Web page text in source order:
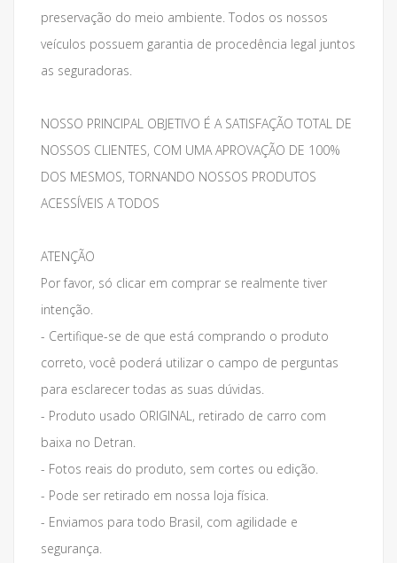
preservação do meio ambiente. Todos os nossos
veículos possuem garantia de procedência legal juntos
as seguradoras.
NOSSO PRINCIPAL OBJETIVO É A SATISFAÇÃO TOTAL DE
NOSSOS CLIENTES, COM UMA APROVAÇÃO DE 100%
DOS MESMOS, TORNANDO NOSSOS PRODUTOS
ACESSÍVEIS A TODOS
ATENÇÃO
Por favor, só clicar em comprar se realmente tiver
intenção.
- Certifique-se de que está comprando o produto
correto, você poderá utilizar o campo de perguntas
para esclarecer todas as suas dúvidas.
- Produto usado ORIGINAL, retirado de carro com
baixa no Detran.
- Fotos reais do produto, sem cortes ou edição.
- Pode ser retirado em nossa loja física.
- Enviamos para todo Brasil, com agilidade e
segurança.